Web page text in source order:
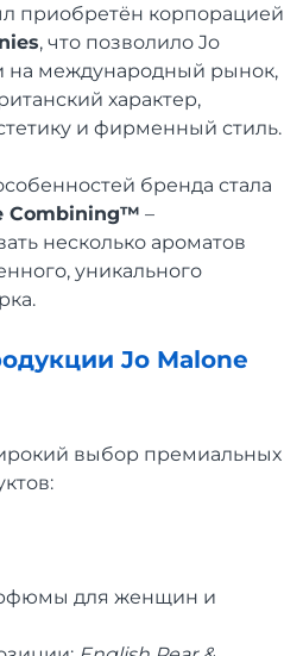
приобретён корпорацией
, что позволило Jo
на международный рынок,
характер,
и фирменный стиль.
бренда стала
Combining™ –
несколько ароматов
уникального
Jo Malone
выбор премиальных
для женщин и